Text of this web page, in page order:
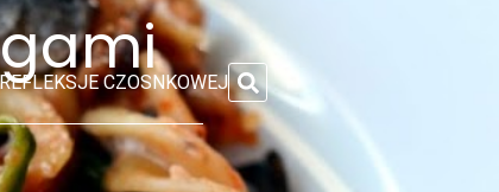
REFLEKSJE CZOSNKOWEJ